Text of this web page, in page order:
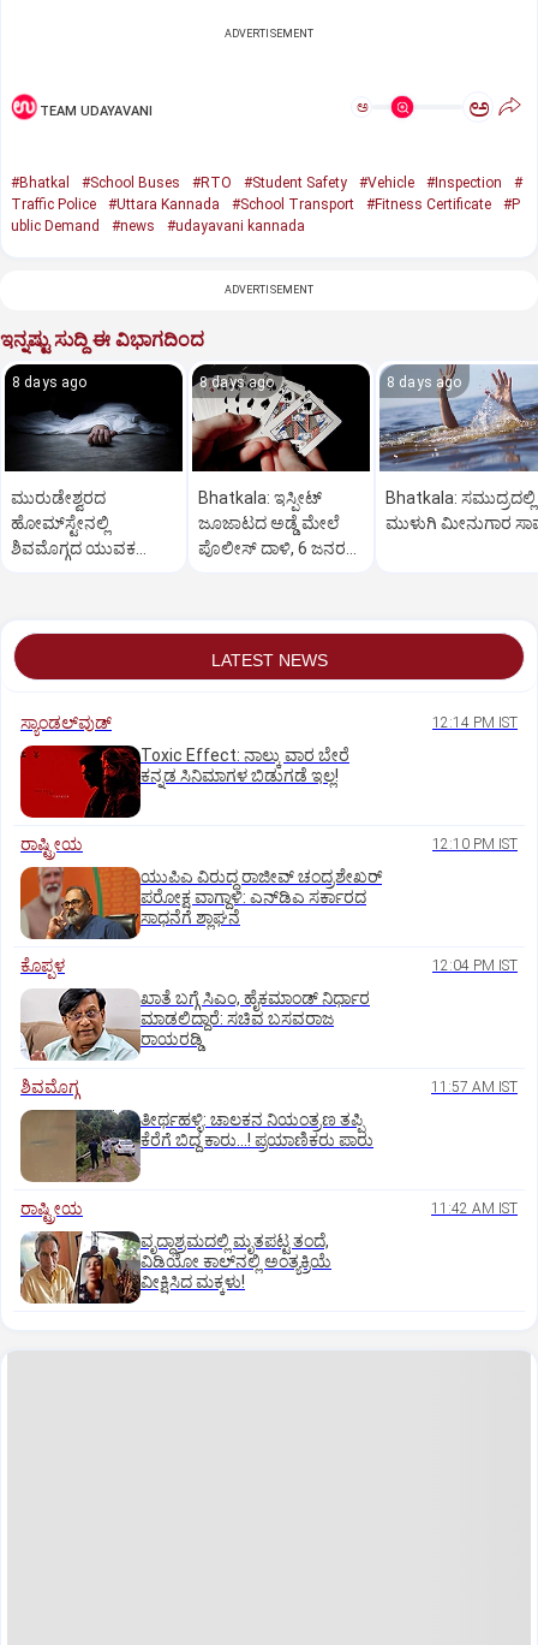
ADVERTISEMENT
TEAM UDAYAVANI ಅ ಅ
#Bhatkal #School Buses #RTO #Student Safety #Vehicle #Inspection
#
Traffic Police
#Uttara Kannada #School Transport #Fitness Certificate
#P
ublic Demand
#news #udayavani kannada
ADVERTISEMENT
ಇನ್ನಷ್ಟು ಸುದ್ದಿ ಈ ವಿಭಾಗದಿಂದ
8 days ago
ಮುರುಡೇಶ್ವರದ
ಹೋಮ್‌ಸ್ಟೇನಲ್ಲಿ
ಶಿವಮೊಗ್ಗದ ಯುವಕ
8 days ago
Bhatkala: ಇಸ್ಪೀಟ್
ಜೂಜಾಟದ ಅಡ್ಡೆ ಮೇಲೆ
ಪೊಲೀಸ್ ದಾಳಿ, 6 ಜನರ
8 days ago
Bhatkala: ಸಮುದ್ರದಲ್ಲಿ
ಮುಳುಗಿ ಮೀನುಗಾರ
LATEST NEWS
ಸ್ಯಾಂಡಲ್‌ವುಡ್‌ 12:14 PM IST
Toxic Effect: ನಾಲ್ಕು ವಾರ ಬೇರೆ
ಕನ್ನಡ ಸಿನಿಮಾಗಳ ಬಿಡುಗಡೆ ಇಲ್ಲ!
ರಾಷ್ಟ್ರೀಯ 12:10 PM IST
ಯುಪಿಎ ವಿರುದ್ಧ ರಾಜೀವ್ ಚಂದ್ರಶೇಖರ್
ಪರೋಕ್ಷ ವಾಗ್ದಾಳಿ: ಎನ್‌ಡಿಎ ಸರ್ಕಾರದ
ಸಾಧನೆಗೆ ಶ್ಲಾಘನೆ
ಕೊಪ್ಪಳ 12:04 PM IST
ಖಾತೆ ಬಗ್ಗೆ ಸಿಎಂ, ಹೈಕಮಾಂಡ್ ನಿರ್ಧಾರ
ಮಾಡಲಿದ್ದಾರೆ: ಸಚಿವ ಬಸವರಾಜ
ರಾಯರಡ್ಡಿ
ಶಿವಮೊಗ್ಗ 11:57 AM IST
ತೀರ್ಥಹಳ್ಳಿ: ಚಾಲಕನ ನಿಯಂತ್ರಣ ತಪ್ಪಿ
ಕೆರೆಗೆ ಬಿದ್ದ ಕಾರು...! ಪ್ರಯಾಣಿಕರು ಪಾರು
ರಾಷ್ಟ್ರೀಯ 11:42 AM IST
ವೃದ್ಧಾಶ್ರಮದಲ್ಲಿ ಮೃತಪಟ್ಟ ತಂದೆ,
ವಿಡಿಯೋ ಕಾಲ್‌ನಲ್ಲಿ ಅಂತ್ಯಕ್ರಿಯೆ
ವೀಕ್ಷಿಸಿದ ಮಕ್ಕಳು!